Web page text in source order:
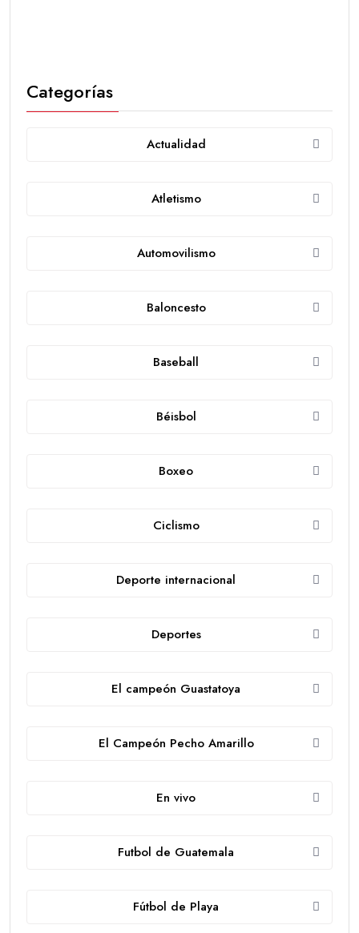
Categorías
Actualidad
Atletismo
Automovilismo
Baloncesto
Baseball
Béisbol
Boxeo
Ciclismo
Deporte internacional
Deportes
El campeón Guastatoya
El Campeón Pecho Amarillo
En vivo
Futbol de Guatemala
Fútbol de Playa